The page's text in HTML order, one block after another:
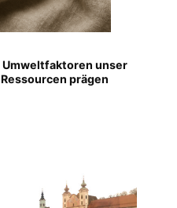
unser
prägen